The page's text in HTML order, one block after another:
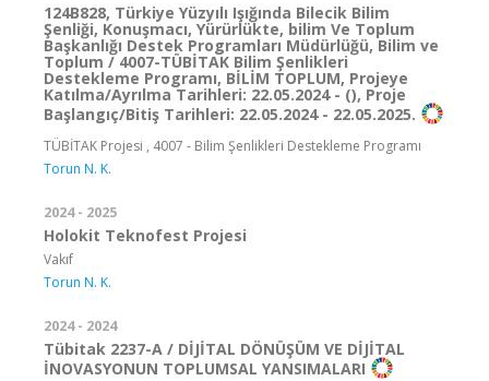
124B828, Türkiye Yüzyılı Işığında Bilecik Bilim
Şenliği, Konuşmacı, Yürürlükte, bilim Ve Toplum
Başkanlığı Destek Programları Müdürlüğü, Bilim ve
Toplum / 4007-TÜBİTAK Bilim Şenlikleri
Destekleme Programı, BİLİM TOPLUM, Projeye
Katılma/Ayrılma Tarihleri: 22.05.2024 - (), Proje
Başlangıç/Bitiş Tarihleri: 22.05.2024 - 22.05.2025.
TÜBİTAK Projesi , 4007 - Bilim Şenlikleri Destekleme Programı
Torun N. K.
2024 - 2025
Holokit Teknofest Projesi
Vakıf
Torun N. K.
2024 - 2024
Tübitak 2237-A / DİJİTAL DÖNÜŞÜM VE DİJİTAL
İNOVASYONUN TOPLUMSAL YANSIMALARI